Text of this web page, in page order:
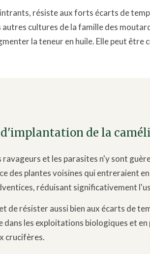
résiste aux forts écarts de
autres cultures de la famille des
la teneur en huile. Elle peut être
de la
ravageurs et les parasites n'y sont
des plantes voisines qui entreraient
réduisant significativement
de résister aussi bien aux écarts de
dans les exploitations biologiques et
crucifères.